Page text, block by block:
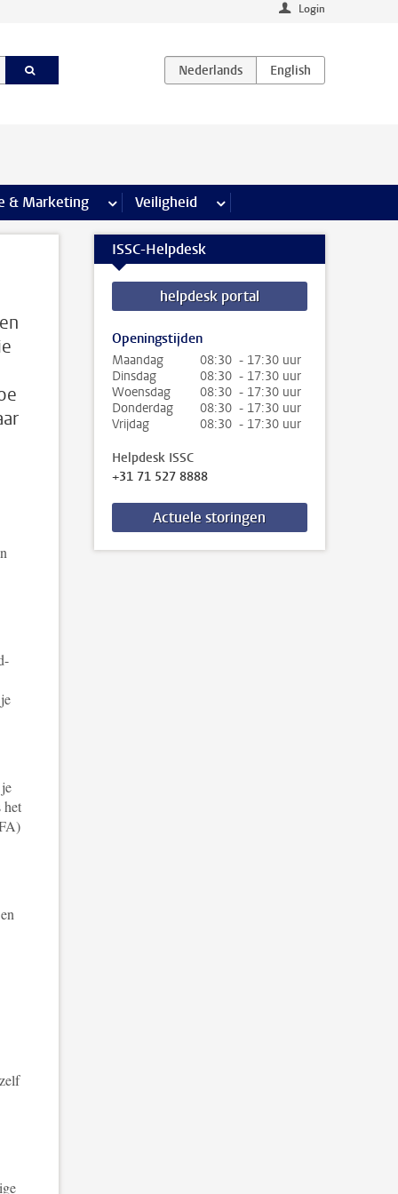
Login
& Marketing meer Communicatie & Marketing pagina’s
Veiligheid meer Veiligheid pagina’s
het
ISSC-Helpdesk
helpdesk portal
Openingstijden
Maandag
08:30 - 17:30 uur
Dinsdag
08:30 - 17:30 uur
Woensdag
08:30 - 17:30 uur
Donderdag
08:30 - 17:30 uur
Vrijdag
08:30 - 17:30 uur
Helpdesk ISSC
+31 71 527 8888
Actuele storingen